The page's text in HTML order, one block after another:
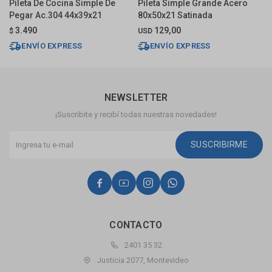
Pileta De Cocina Simple De
Pegar Ac.304 44x39x21
$ 3.490
ENVÍO EXPRESS
Pileta Simple Grande Acero
80x50x21 Satinada
USD 129,00
ENVÍO EXPRESS
CONTACTO
2401 35 32
Justicia 2077, Montevideo
NEWSLETTER
¡Suscribite y recibí todas nuestras novedades!
SUSCRIBIRME
   